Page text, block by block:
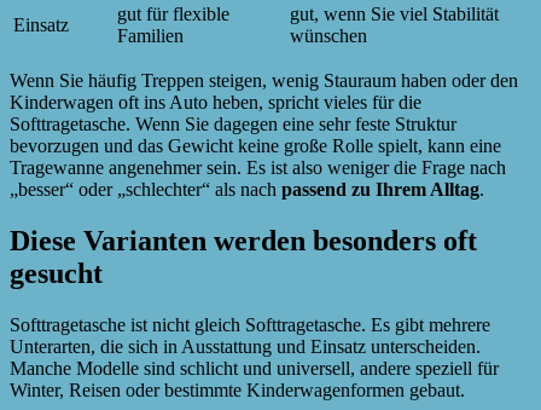
Einsatz
gut für flexible
Familien
gut, wenn Sie viel Stabilität
wünschen
Wenn Sie häufig Treppen steigen, wenig Stauraum haben oder den
Kinderwagen oft ins Auto heben, spricht vieles für die
Softtragetasche. Wenn Sie dagegen eine sehr feste Struktur
bevorzugen und das Gewicht keine große Rolle spielt, kann eine
Tragewanne angenehmer sein. Es ist also weniger die Frage nach
„besser“ oder „schlechter“ als nach passend zu Ihrem Alltag.
Diese Varianten werden besonders oft
gesucht
Softtragetasche ist nicht gleich Softtragetasche. Es gibt mehrere
Unterarten, die sich in Ausstattung und Einsatz unterscheiden.
Manche Modelle sind schlicht und universell, andere speziell für
Winter, Reisen oder bestimmte Kinderwagenformen gebaut.